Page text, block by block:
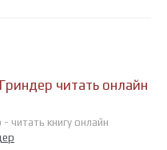
читать онлайн
читать книгу онлайн